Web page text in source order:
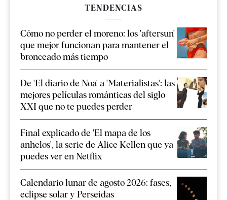
TENDENCIAS
Cómo no perder el moreno: los 'aftersun'
que mejor funcionan para mantener el
bronceado más tiempo
De 'El diario de Noa' a 'Materialistas': las
mejores películas románticas del siglo
XXI que no te puedes perder
Final explicado de 'El mapa de los
anhelos', la serie de Alice Kellen que ya
puedes ver en Netflix
Calendario lunar de agosto 2026: fases,
eclipse solar y Perseidas